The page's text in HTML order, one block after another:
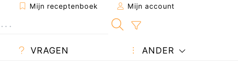
Mijn receptenboek Mijn account
VRAGEN ANDER